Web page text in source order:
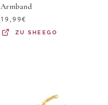
Armband
19,99€
ZU SHEEGO